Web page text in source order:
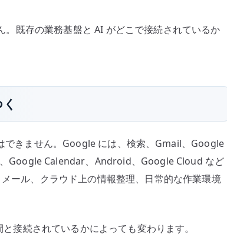
既存の業務基盤と AI がどこで接続されているか
きません。Google には、検索、Gmail、Google
Google Calendar、Android、Google Cloud など
ール、クラウド上の情報整理、日常的な作業環境
接続されているかによっても変わります。